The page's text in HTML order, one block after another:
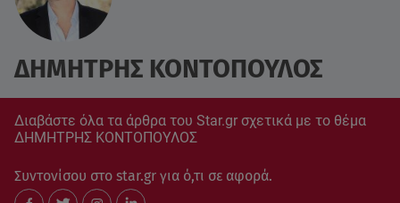
ΔΗΜΗΤΡΗΣ ΚΟΝΤΟΠΟΥΛΟΣ
Διαβάστε όλα τα άρθρα του Star.gr σχετικά με το θέμα
ΔΗΜΗΤΡΗΣ ΚΟΝΤΟΠΟΥΛΟΣ
Συντονίσου στο star.gr για ό,τι σε αφορά.